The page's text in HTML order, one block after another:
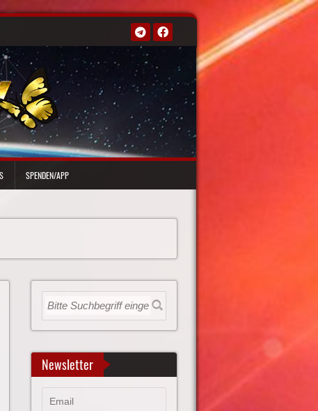
SPENDEN/APP
Newsletter